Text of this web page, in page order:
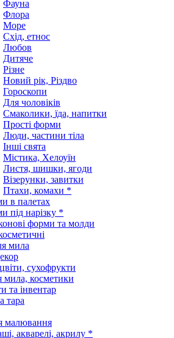
Фауна
Флора
Море
Схід, етнос
Любов
Дитяче
Різне
Новий рік, Різдво
Гороскопи
Для чоловіків
Смаколики, їда, напитки
Прості форми
Люди, частини тіла
Інші свята
Містика, Хелоуїн
Листя, шишки, ягоди
Візерунки, завитки
Птахи, комахи *
в палетах
під нарізку *
форми та молди
мила
сухофрукти
мила, косметики
та інвентар
тара
малювання
акварелі, акрилу *